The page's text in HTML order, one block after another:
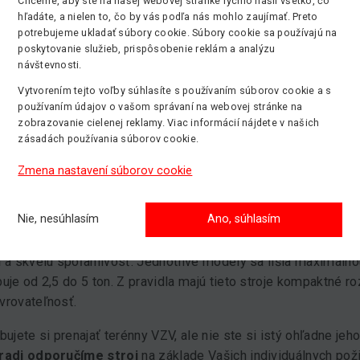
cez nášho partnera
terénnych
VZV sa využívajú všade tam, kde klasický VZV už
terén s veľkými sklonmi. Svoje uplatnenie nájdu
vysokozdvižného vozíku sa z pravidla stará dieselový
stroj pohon na dve alebo štyri kolesá. Skvelú
dezénom.
terénnych VZV
máte záujem o prenájom terénneho vysokozdvižného
hneď z niekoľko modelov od značky Manitou, ktorá je
a skvelú spoľahlivosť. Jednotlivé modely sa líšia
od 2,5 do 5 ton. Z pravidla majú tieto stroje kompaktné
si prenajať terénny VZV, ale nie ste si istý ohľadne
odporučíme stroj na základe Vašich individuálnych
hľadáte, a nielen to, čo by vás podľa nás mohlo zaujímať. Preto
potrebujeme ukladať súbory cookie. Súbory cookie sa používajú na
poskytovanie služieb, prispôsobenie reklám a analýzu
návštevnosti.
Vytvorením tejto voľby súhlasíte s používaním súborov cookie a s
používaním údajov o vašom správaní na webovej stránke na
zobrazovanie cielenej reklamy. Viac informácií nájdete v našich
zásadách používania súborov cookie.
Zmena nastavení súborov cookie
Nie, nesúhlasím Ano, súhlasím